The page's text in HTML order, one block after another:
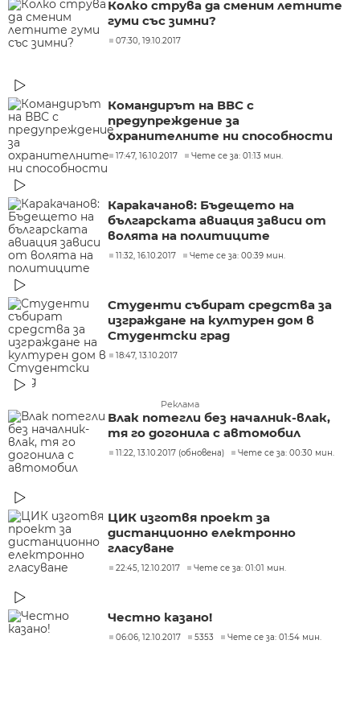
Колко струва да сменим летните
гуми със зимни?
07:30, 19.10.2017
Командирът на ВВС с
предупреждение за
охранителните ни способности
17:47, 16.10.2017 Чете се за: 01:13 мин.
Каракачанов: Бъдещето на
българската авиация зависи от
волята на политиците
11:32, 16.10.2017 Чете се за: 00:39 мин.
Студенти събират средства за
изграждане на културен дом в
Студентски град
18:47, 13.10.2017
Реклама
Влак потегли без началник-влак,
тя го догонила с автомобил
11:22, 13.10.2017 (обновена) Чете се за: 00:30 мин.
ЦИК изготвя проект за
дистанционно електронно
гласуване
22:45, 12.10.2017 Чете се за: 01:01 мин.
Честно казано!
06:06, 12.10.2017 5353 Чете се за: 01:54 мин.